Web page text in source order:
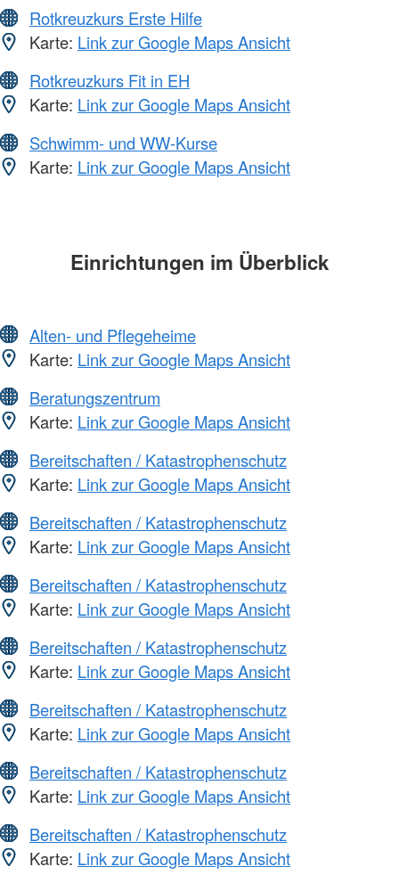
Rotkreuzkurs Erste Hilfe
Karte: Link zur Google Maps Ansicht
Rotkreuzkurs Fit in EH
Karte: Link zur Google Maps Ansicht
Schwimm- und WW-Kurse
Karte: Link zur Google Maps Ansicht
Einrichtungen im Überblick
Alten- und Pflegeheime
Karte: Link zur Google Maps Ansicht
Beratungszentrum
Karte: Link zur Google Maps Ansicht
Bereitschaften / Katastrophenschutz
Karte: Link zur Google Maps Ansicht
Bereitschaften / Katastrophenschutz
Karte: Link zur Google Maps Ansicht
Bereitschaften / Katastrophenschutz
Karte: Link zur Google Maps Ansicht
Bereitschaften / Katastrophenschutz
Karte: Link zur Google Maps Ansicht
Bereitschaften / Katastrophenschutz
Karte: Link zur Google Maps Ansicht
Bereitschaften / Katastrophenschutz
Karte: Link zur Google Maps Ansicht
Bereitschaften / Katastrophenschutz
Karte: Link zur Google Maps Ansicht